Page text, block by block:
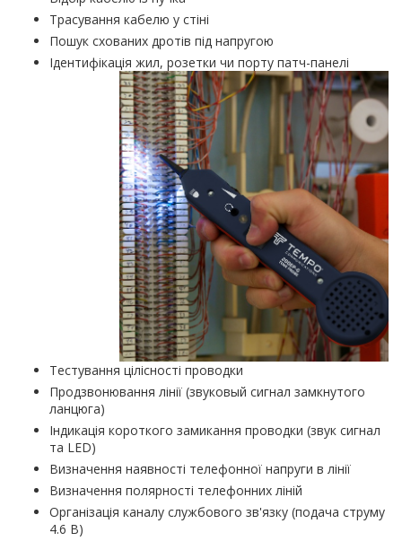
Трасування кабелю у стіні
Пошук схованих дротів під напругою
Ідентифікація жил, розетки чи порту патч-панелі
Тестування цілісності проводки
Продзвонювання лінії (звуковый сигнал замкнутого
ланцюга)
Індикація короткого замикання проводки (звук сигнал
та LED)
Визначення наявності телефонної напруги в лінії
Визначення полярності телефонних ліній
Організація каналу службового зв'язку (подача струму
4.6 В)